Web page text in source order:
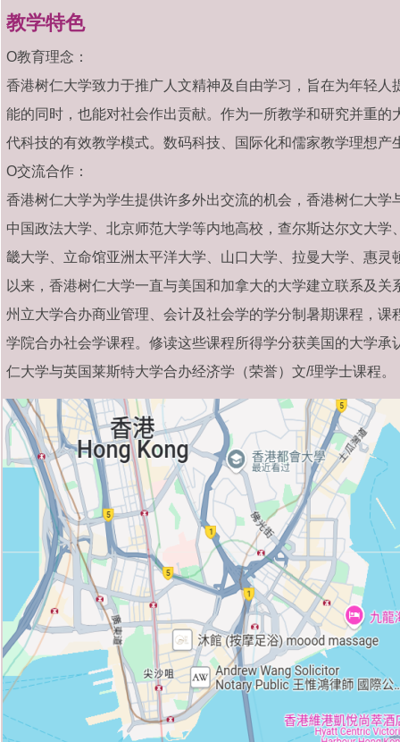
教学特色
O教育理念：
香港树仁大学致力于推广人文精神及自由学习，旨在为年轻
能的同时，也能对社会作出贡献。作为一所教学和研究并重
代科技的有效教学模式。数码科技、国际化和儒家教学理想
O交流合作：
香港树仁大学为学生提供许多外出交流的机会，香港树仁大
中国政法大学、北京师范大学等内地高校，查尔斯达尔文大
畿大学、立命馆亚洲太平洋大学、山口大学、拉曼大学、惠
以来，香港树仁大学一直与美国和加拿大的大学建立联系及
州立大学合办商业管理、会计及社会学的学分制暑期课程，
学院合办社会学课程。修读这些课程所得学分获美国的大学
仁大学与英国莱斯特大学合办经济学（荣誉）文/理学士课程。